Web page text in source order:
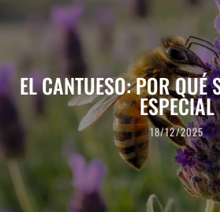
EL CANTUESO: POR QUÉ
ESPECIAL
18/12/2025